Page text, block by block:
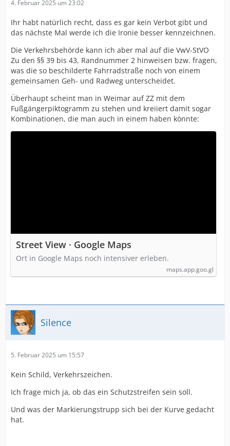
4. Februar 2025 um 23:02
Ihr habt natürlich recht, dass es gar kein Verbot gibt und
das nächste Mal werde ich die Ironie besser kennzeichnen.
Die Verkehrsbehörde kann ich aber mal auf die VwV-StVO
Zu den §§ 39 bis 43, Randnummer 2 hinweisen bzw. fragen,
was die so beschilderte Fahrradstraße noch von einem
gemeinsamen Geh- und Radweg unterscheidet.
Überhaupt scheint man in Weimar auf ZZ mit dem
Fußgängerpiktogramm zu stehen und kreiiert damit sogar
Kombinationen, die man auch in einem haben könnte:
Street View · Google Maps
Ort in Google Maps noch intensiver erleben.
maps.app.goo.gl
Silence
5. Februar 2025 um 15:57
Kein Schild, Verkehrszeichen.
Ich frage mich ja, ob das ein Schutzstreifen sein soll.
Und was der Markierungstrupp sich bei der Kurve gedacht
hat.